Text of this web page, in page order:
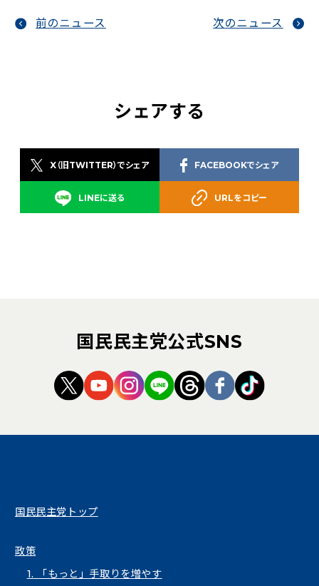
前のニュース 次のニュース
シェアする
X（旧TWITTER）でシェア
LINEに送る
FACEBOOKでシェア
URLをコピー
国民民主党公式SNS
（新しいタブで開く）
（新しいタブで開く）
（新しいタブで開く）
（新しいタブで開く）
（新しいタブで開
（新しいタブ
（新しい
国民民主党トップ
政策
1. 「もっと」手取りを増やす